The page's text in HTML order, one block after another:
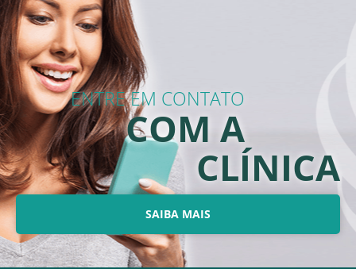
ENTRE EM CONTATO
COM A
CLÍNICA
SAIBA MAIS